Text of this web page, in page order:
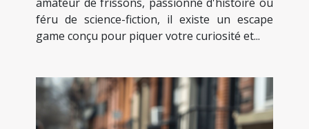
féru de science-fiction, il existe un escape
game conçu pour piquer votre curiosité et...